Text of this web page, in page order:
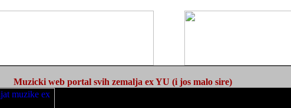
Muzicki web portal svih zemalja ex YU (i jos malo sire)